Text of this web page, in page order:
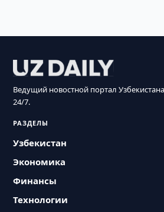
Ведущий новостной портал
24/7.
РАЗДЕЛЫ
Узбекистан
Экономика
Финансы
Технологии